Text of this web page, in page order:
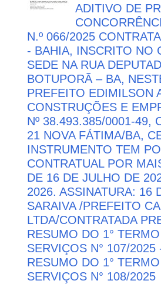
ADITIVO DE
N.º 066/2025
- BAHIA, INSCRITO NO
SEDE NA RUA
BOTUPORÃ – BA,
PREFEITO EDIMILSON
CONSTRUÇÕES E
Nº 38.493.385/0001-49,
21 NOVA FÁTIMA/BA,
INSTRUMENTO TEM
CONTRATUAL POR
DE 16 DE JULHO DE
2026. ASSINATURA: 16
SARAIVA /PREFEITO
LTDA/CONTRATADA
RESUMO DO 1°
SERVIÇOS N° 107/
RESUMO DO 1°
SERVIÇOS N° 108/2025